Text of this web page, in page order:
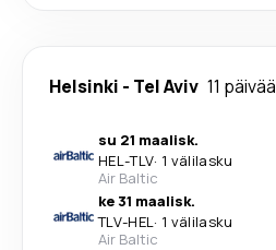
Helsinki - Tel Aviv 11 päivää
su 21 maalisk.
HEL-TLV· 1 välilasku
Air Baltic
ke 31 maalisk.
TLV-HEL· 1 välilasku
Air Baltic